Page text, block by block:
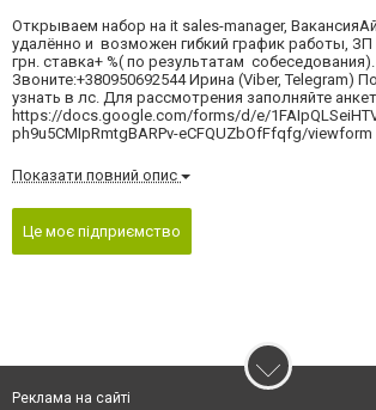
Открываем набор на it sales-manager,
удалённо и возможен гибкий график работы, ЗП
грн. ставка+ %( по результатам
Звоните:+380950692544 Ирина (Viber, Telegram)
узнать в лс. Для рассмотрения заполняйте
https://docs.google.com/forms/d/e/
ph9u5CMIpRmtgBARPv-eCFQUZbOfFfqfg/viewform
Показати повний опис
Це моє підприємство
Реклама на сайті